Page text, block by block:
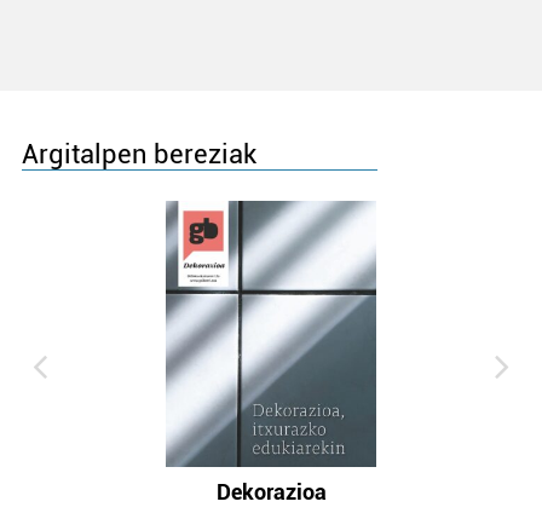
Argitalpen bereziak
Dekorazioa